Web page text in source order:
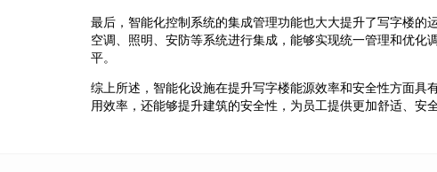
最后，智能化控制系统的集成管理功能也大大提升了写字楼
空调、照明、安防等系统进行集成，能够实现统一管理和优
平。
综上所述，智能化设施在提升写字楼能源效率和安全性方面
用效率，还能够提升建筑的安全性，为员工提供更加舒适、安